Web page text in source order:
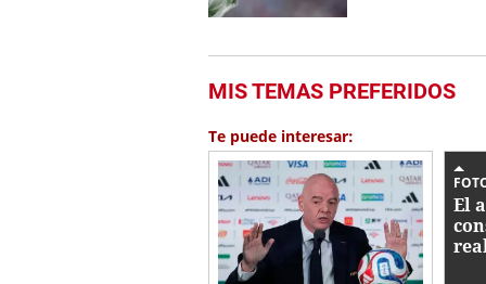
MIS TEMAS PREFERIDOS
Te puede interesar:
El